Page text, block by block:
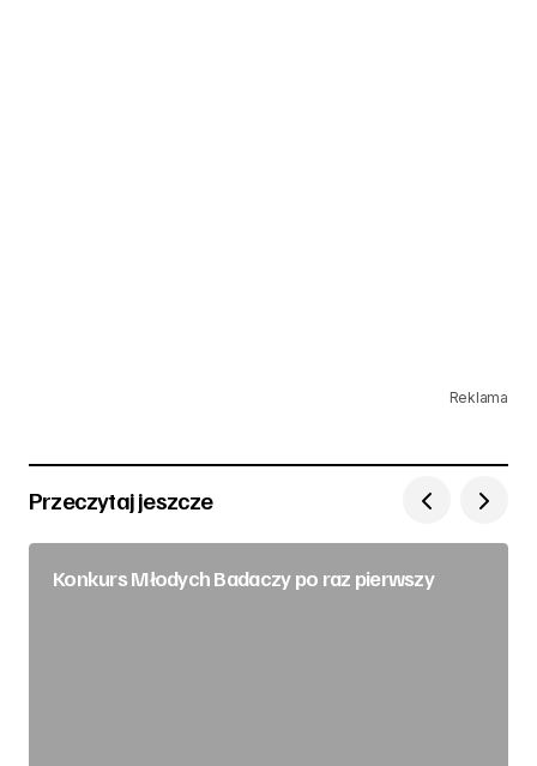
Reklama
Przeczytaj jeszcze
Konkurs Młodych Badaczy po raz pierwszy